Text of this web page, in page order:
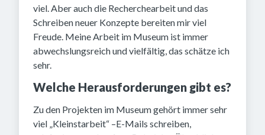
viel. Aber auch die Recherchearbeit und das
Schreiben neuer Konzepte bereiten mir viel
Freude. Meine Arbeit im Museum ist immer
abwechslungsreich und vielfältig, das schätze ich
sehr.
Welche Herausforderungen gibt es?
Zu den Projekten im Museum gehört immer sehr
viel „Kleinstarbeit“ –E-Mails schreiben,